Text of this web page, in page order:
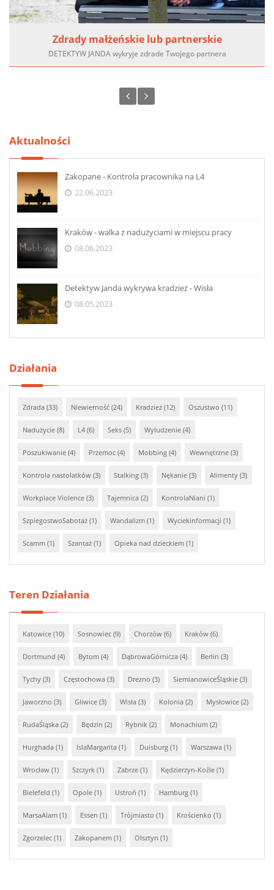
Zdrady małżeńskie lub partnerskie
DETEKTYW JANDA wykryje zdrade Twojego partnera
Aktualności
Zakopane - Kontrola pracownika na L4
22.06.2023
Kraków - walka z nadużyciami w miejscu pracy
08.06.2023
Detektyw Janda wykrywa kradzież - Wisła
08.05.2023
Działania
Zdrada (33) Niewierność (24) Kradzież (12) Oszustwo (11)
Nadużycie (8) L4 (6) Seks (5) Wyludzenie (4)
Poszukiwanie (4) Przemoc (4) Mobbing (4) Wewnętrzne (3)
Kontrola nastolatków (3) Stalking (3) Nękanie (3) Alimenty (3)
Workplace Violence (3) Tajemnica (2) KontrolaNiani (1)
SzpiegostwoSabotaż (1) Wandalizm (1) Wyciekinformacji (1)
Scamm (1) Szantaż (1) Opieka nad dzieckiem (1)
Teren Działania
Katowice (10) Sosnowiec (9) Chorzów (6) Kraków (6)
Dortmund (4) Bytom (4) DąbrowaGórnicza (4) Berlin (3)
Tychy (3) Częstochowa (3) Drezno (3) SiemianowiceŚląskie (3)
Jaworzno (3) Gliwice (3) Wisła (3) Kolonia (2) Mysłowice (2)
RudaŚląska (2) Będzin (2) Rybnik (2) Monachium (2)
Hurghada (1) IslaMargarita (1) Duisburg (1) Warszawa (1)
Wrocław (1) Szczyrk (1) Zabrze (1) Kędzierzyn-Koźle (1)
Bielefeld (1) Opole (1) Ustroń (1) Hamburg (1)
MarsaAlam (1) Essen (1) Trójmiasto (1) Krościenko (1)
Zgorzelec (1) Zakopanem (1) Olsztyn (1)